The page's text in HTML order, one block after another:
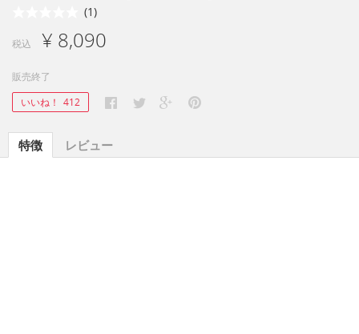
(1)
税込 ¥ 8,090
販売終了
いいね！ 412
特徴 レビュー